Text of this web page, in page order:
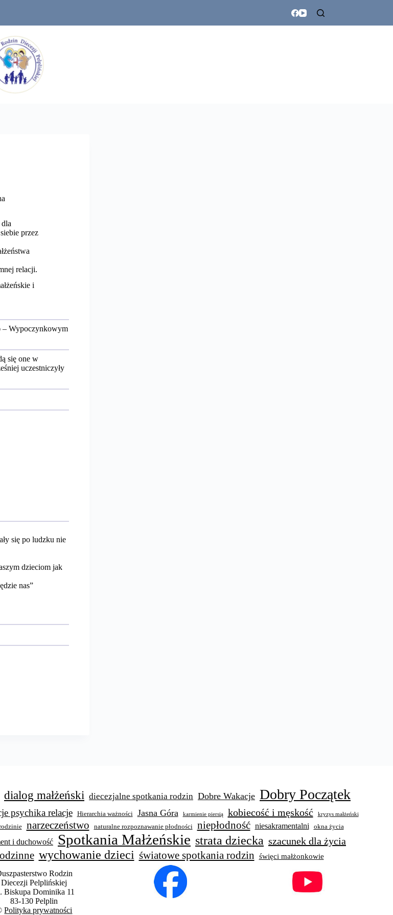
przez
relacji.
i
– Wypoczynkowym
się one w
uczestniczyły
się po ludzku nie
dzieciom jak
nas”
dialog małżeński diecezjalne spotkania rodzin Dobre Wakacje Dobry Początek
psychika relacje Hierarchia ważności Jasna Góra karmienie piersią kobiecość i męskość kryzys małżeński
narzeczeństwo naturalne rozpoznawanie płodności niepłodność niesakramentalni okna życia
i duchowość Spotkania Małżeńskie strata dziecka szacunek dla życia
wychowanie dzieci światowe spotkania rodzin święci małżonkowie
Rodzin
Diecezji Pelplińskiej
Biskupa Dominika 11
83-130 Pelplin
Polityka prywatności